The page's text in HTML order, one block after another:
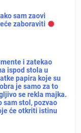
sam zaovi
zaboraviti
i zatekao
ispod stola u
papira koje su
je samo za to
se rekla majka.
sam stol, pozvao
će otkriti istinu